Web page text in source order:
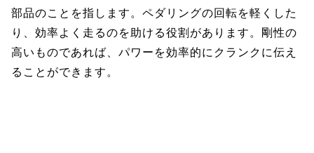
部品のことを指します。ペダリングの回転を軽くした
り、効率よく走るのを助ける役割があります。剛性の
高いものであれば、パワーを効率的にクランクに伝え
ることができます。